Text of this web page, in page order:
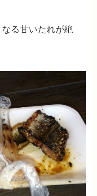
る甘いたれが絶